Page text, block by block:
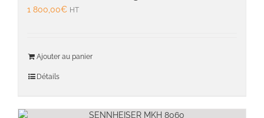
1 800,00€ HT
Ajouter au panier
Détails